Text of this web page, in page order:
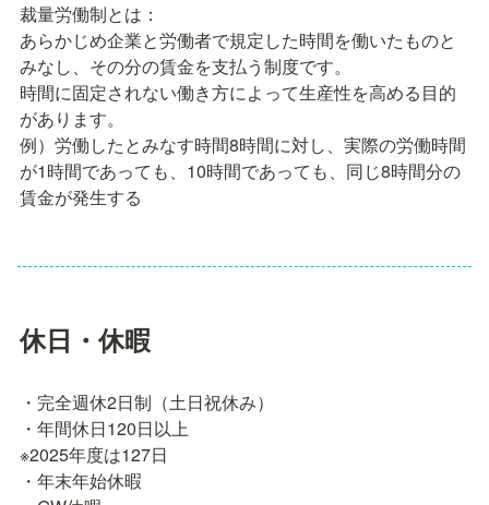
裁量労働制とは：
あらかじめ企業と労働者で規定した時間を働いたものと
みなし、その分の賃金を支払う制度です。
時間に固定されない働き方によって生産性を高める目的
があります。
例）労働したとみなす時間8時間に対し、実際の労働時間
が1時間であっても、10時間であっても、同じ8時間分の
賃金が発生する
休日・休暇
・完全週休2日制（土日祝休み）
・年間休日120日以上
※2025年度は127日
・年末年始休暇